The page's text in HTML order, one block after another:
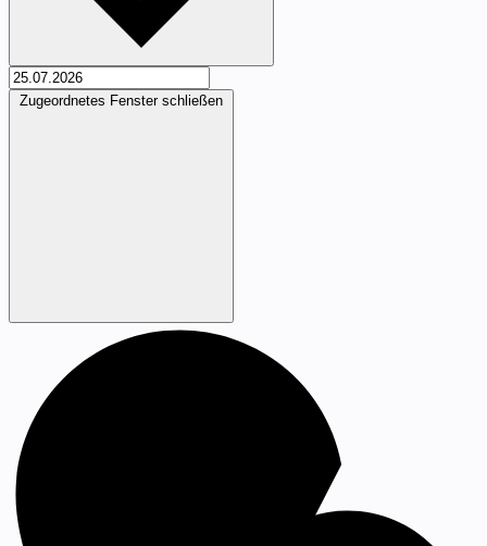
Zugeordnetes Fenster schließen